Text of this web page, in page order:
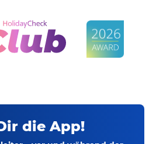
die App!